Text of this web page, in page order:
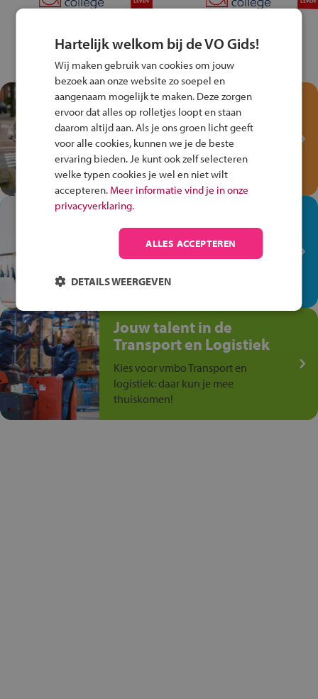
Test je kennis met het
Fiets Veilig
Verkeersspel!
Speel het Fiets Veilig Verkeersspel
en win een Cortina-fiets!
In de winkel ben je op je
plek!
Ontdek via het vmbo jouw talent
anders is!
Jouw talent in de
Transport en Logistiek
Kies voor vmbo Transport en
logistiek: daar kun je mee
thuiskomen!
Hartelijk welkom bij de VO Gids!
Wij maken gebruik van cookies om jouw
bezoek aan onze website zo soepel en
aangenaam mogelijk te maken. Deze zorgen
ervoor dat alles op rolletjes loopt en staan
daarom altijd aan. Als je ons groen licht geeft
voor alle cookies, kunnen we je de beste
ervaring bieden. Je kunt ook zelf selecteren
welke typen cookies je wel en niet wilt
accepteren. Meer informatie vind je in onze
privacyverklaring.
ALLES ACCEPTEREN
DETAILS WEERGEVEN